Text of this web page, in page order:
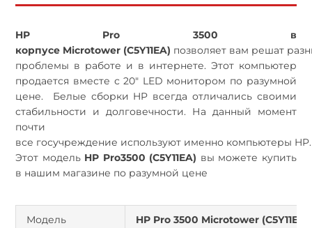
HP Pro 3500 в
корпусе Microtower (C5Y11EA) позволяет вам решат
проблемы в работе и в интернете. Этот компьютер
продается вместе с 20" LED монитором по разумной
цене. Белые сборки HP всегда отличались своими
стабильности и долговечности. На данный момент
почти
все госучреждение используют именно компьютеры HP.
Этот модель HP Pro3500 (C5Y11EA) вы можете купить
в нашим магазине по разумной цене
Модель HP Pro 3500 Microtower (C5Y11EA)